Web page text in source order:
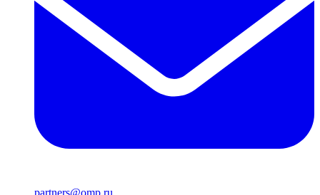
partners@omp.ru